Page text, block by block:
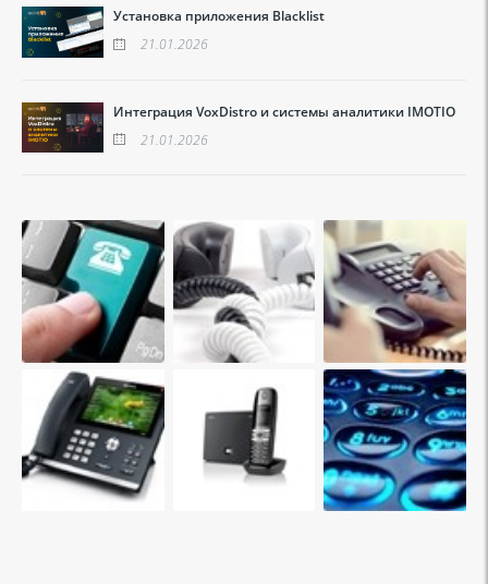
Установка приложения Blacklist
21.01.2026
Интеграция VoxDistro и системы аналитики IMOTIO
21.01.2026